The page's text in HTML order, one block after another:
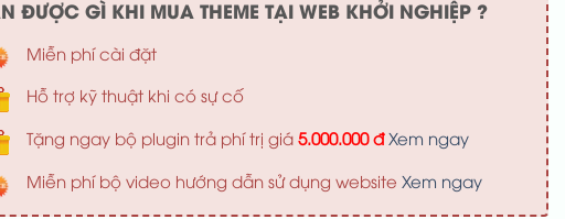
ĐƯỢC GÌ KHI MUA THEME TẠI WEB KHỞI NGHIỆP ?
Miễn phí cài đặt
Hỗ trợ kỹ thuật khi có sự cố
Tặng ngay bộ plugin trả phí trị giá 5.000.000 đ Xem ngay
Miễn phí bộ video hướng dẫn sử dụng website Xem ngay